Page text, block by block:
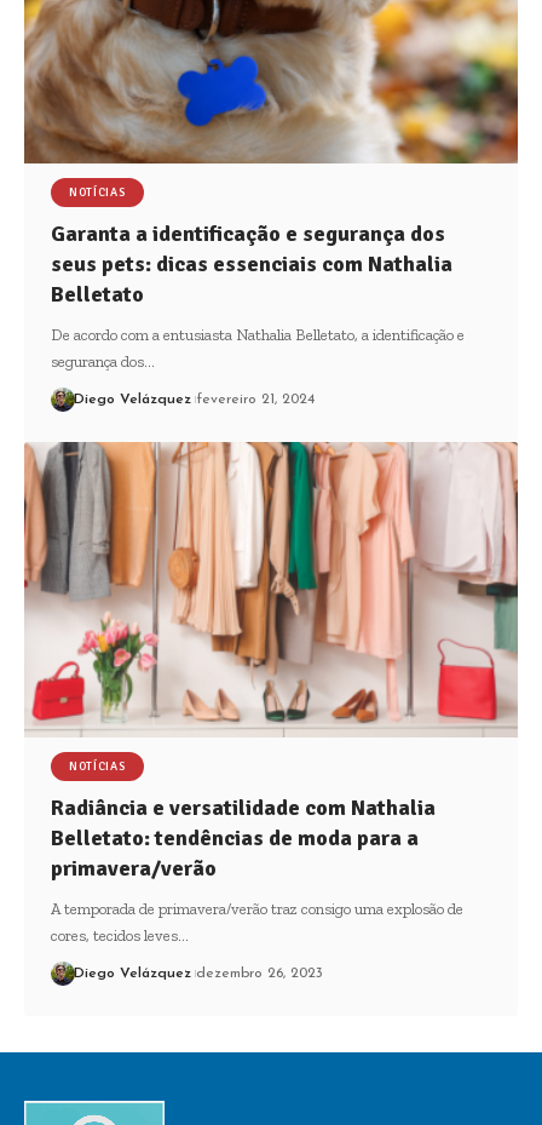
NOTÍCIAS
Garanta a identificação e segurança dos
seus pets: dicas essenciais com Nathalia
Belletato
De acordo com a entusiasta Nathalia Belletato, a identificação e
segurança dos…
Diego Velázquez fevereiro 21, 2024
NOTÍCIAS
Radiância e versatilidade com Nathalia
Belletato: tendências de moda para a
primavera/verão
A temporada de primavera/verão traz consigo uma explosão de
cores, tecidos leves…
Diego Velázquez dezembro 26, 2023